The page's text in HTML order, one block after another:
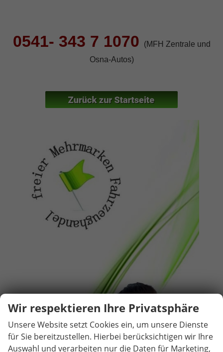
0541- 343 7 1070
(MFH Zentrale und
Osna-Autos)
Wir respektieren Ihre Privatsphäre
Unsere Website setzt Cookies ein, um unsere Dienste
für Sie bereitzustellen. Hierbei berücksichtigen wir Ihre
Auswahl und verarbeiten nur die Daten für Marketing,